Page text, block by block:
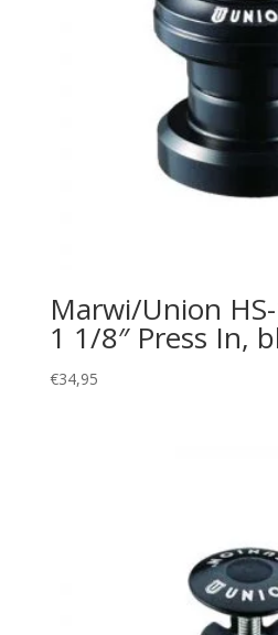
Marwi/Union
1 1/8″ Press In,
€34,95